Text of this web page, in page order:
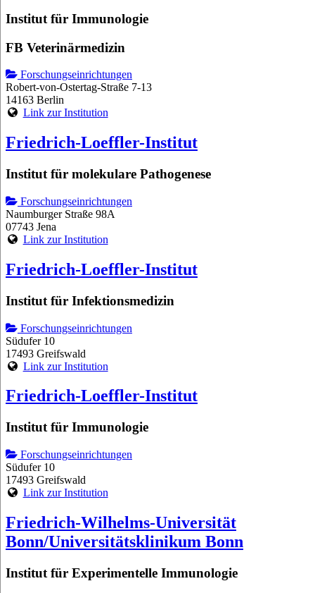
Institut für Immunologie
FB Veterinärmedizin
Forschungseinrichtungen
Robert-von-Ostertag-Straße 7-13
14163 Berlin
Link zur Institution
Friedrich-Loeffler-Institut
Institut für molekulare Pathogenese
Forschungseinrichtungen
Naumburger Straße 98A
07743 Jena
Link zur Institution
Friedrich-Loeffler-Institut
Institut für Infektionsmedizin
Forschungseinrichtungen
Südufer 10
17493 Greifswald
Link zur Institution
Friedrich-Loeffler-Institut
Institut für Immunologie
Forschungseinrichtungen
Südufer 10
17493 Greifswald
Link zur Institution
Friedrich-Wilhelms-Universität
Bonn/Universitätsklinikum Bonn
Institut für Experimentelle Immunologie